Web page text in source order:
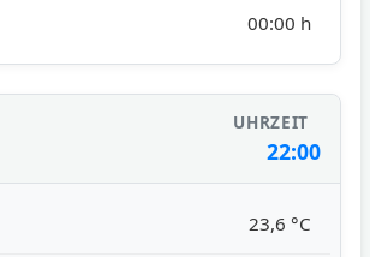
00:00 h
22:00
23,6 °C